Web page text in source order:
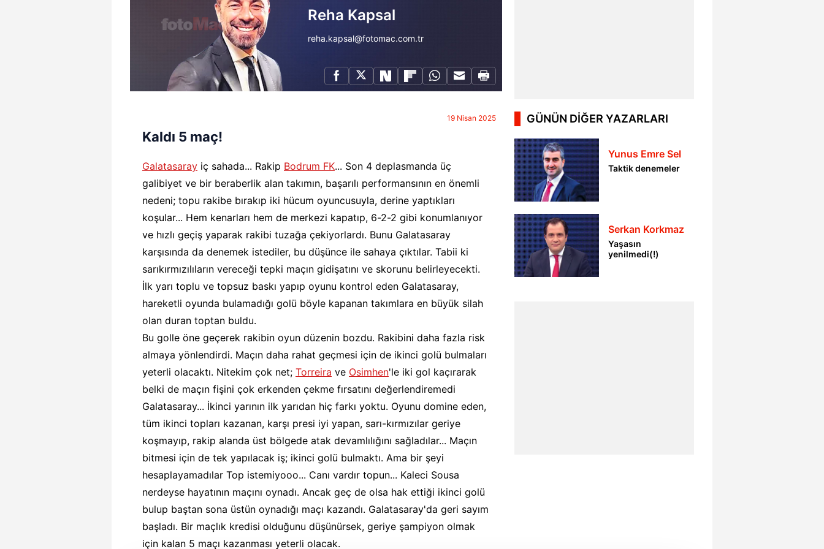
Reha Kapsal
reha.kapsal@fotomac.com.tr
19 Nisan 2025
Kaldı 5 maç!
Galatasaray iç sahada... Rakip Bodrum FK... Son 4 deplasmanda üç
galibiyet ve bir beraberlik alan takımın, başarılı performansının en önemli
nedeni; topu rakibe bırakıp iki hücum oyuncusuyla, derine yaptıkları
koşular... Hem kenarları hem de merkezi kapatıp, 6-2-2 gibi konumlanıyor
ve hızlı geçiş yaparak rakibi tuzağa çekiyorlardı. Bunu Galatasaray
karşısında da denemek istediler, bu düşünce ile sahaya çıktılar. Tabii ki
sarıkırmızılıların vereceği tepki maçın gidişatını ve skorunu belirleyecekti.
İlk yarı toplu ve topsuz baskı yapıp oyunu kontrol eden Galatasaray,
hareketli oyunda bulamadığı golü böyle kapanan takımlara en büyük silah
olan duran toptan buldu.
Bu golle öne geçerek rakibin oyun düzenin bozdu. Rakibini daha fazla risk
almaya yönlendirdi. Maçın daha rahat geçmesi için de ikinci golü bulmaları
yeterli olacaktı. Nitekim çok net; Torreira ve Osimhen'le iki gol kaçırarak
belki de maçın fişini çok erkenden çekme fırsatını değerlendiremedi
Galatasaray... İkinci yarının ilk yarıdan hiç farkı yoktu. Oyunu domine eden,
tüm ikinci topları kazanan, karşı presi iyi yapan, sarı-kırmızılar geriye
koşmayıp, rakip alanda üst bölgede atak devamlılığını sağladılar... Maçın
bitmesi için de tek yapılacak iş; ikinci golü bulmaktı. Ama bir şeyi
hesaplayamadılar Top istemiyooo... Canı vardır topun... Kaleci Sousa
nerdeyse hayatının maçını oynadı. Ancak geç de olsa hak ettiği ikinci golü
bulup baştan sona üstün oynadığı maçı kazandı. Galatasaray'da geri sayım
başladı. Bir maçlık kredisi olduğunu düşünürsek, geriye şampiyon olmak
için kalan 5 maçı kazanması yeterli olacak.
GÜNÜN DİĞER YAZARLARI
Yunus Emre Sel
Taktik denemeler
Serkan Korkmaz
Yaşasın
yenilmedi(!)